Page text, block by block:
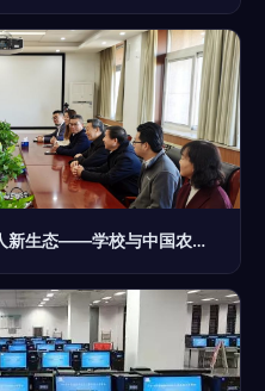
深化校协合作，共育文化经纪人新生态——学校与中国农产品流通经纪人协会共促交流